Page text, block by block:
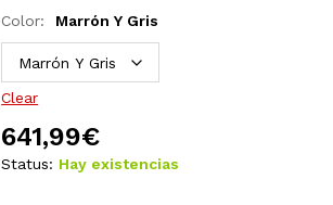
Color: Marrón Y Gris
Clear
641,99€
Status: Hay existencias